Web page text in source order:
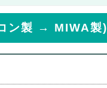
ン製 → MIWA製)